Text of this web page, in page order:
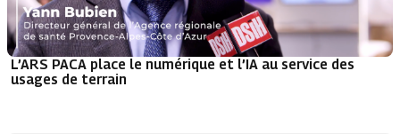
L’ARS PACA place le numérique et l’IA au service des
usages de terrain